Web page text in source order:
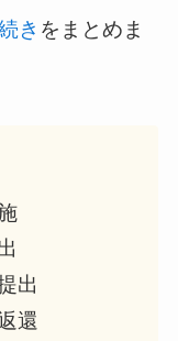
き をまとめま
出
還